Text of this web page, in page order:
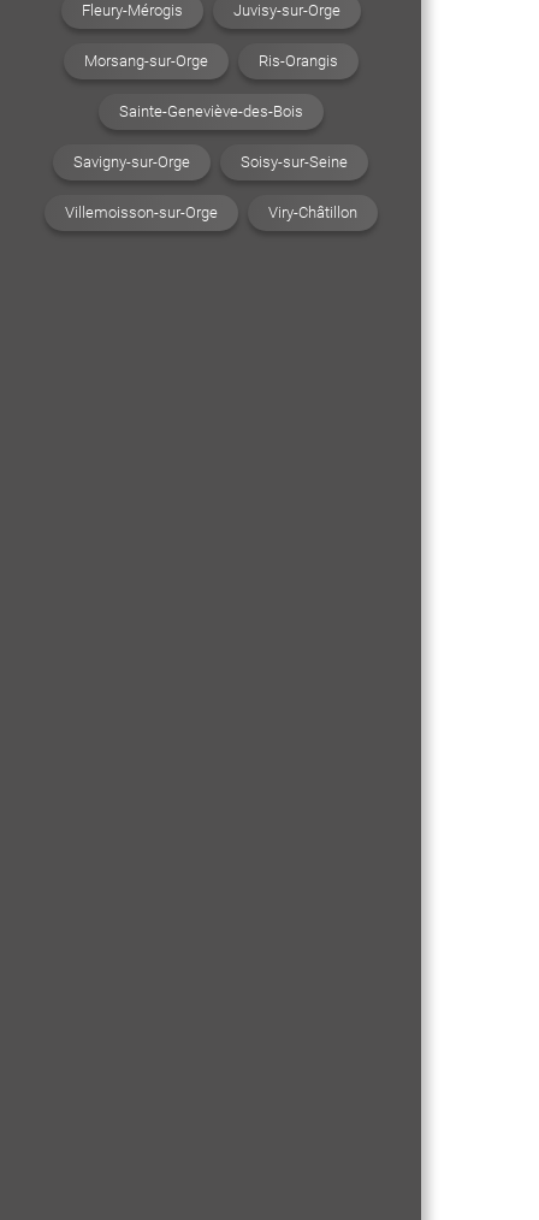
Fleury-Mérogis Juvisy-sur-Orge
Morsang-sur-Orge Ris-Orangis
Sainte-Geneviève-des-Bois
Savigny-sur-Orge Soisy-sur-Seine
Villemoisson-sur-Orge Viry-Châtillon